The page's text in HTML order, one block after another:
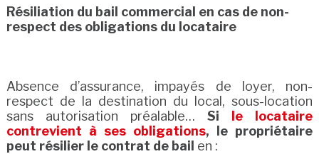
Résiliation du bail commercial en cas de non-
respect des obligations du locataire
Absence d’assurance, impayés de loyer, non-
respect de la destination du local, sous-location
sans autorisation préalable… Si
le locataire
contrevient à ses obligations, le propriétaire
peut résilier le contrat de bail en :